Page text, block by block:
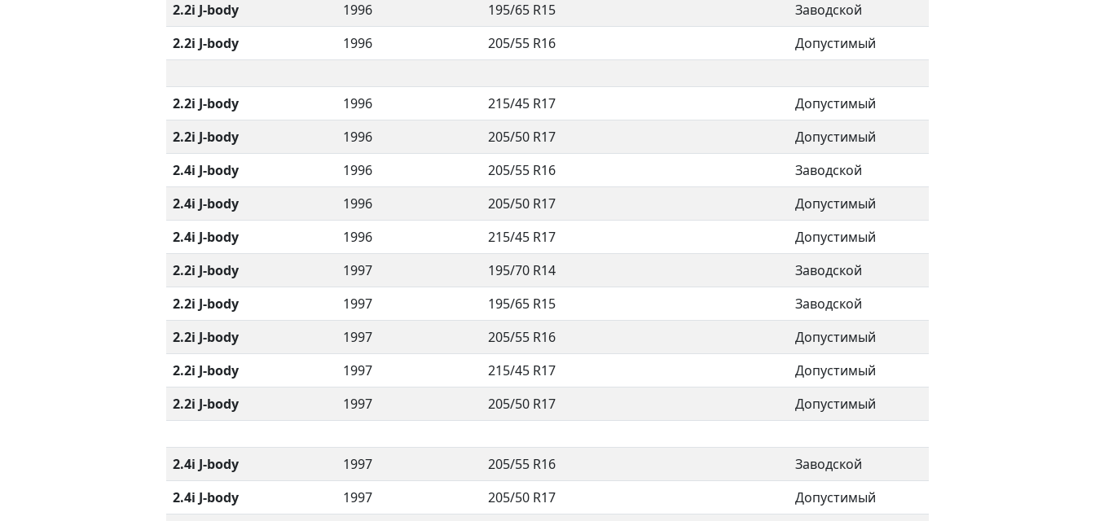
2.2i J-body
1996 195/65 R15
Заводской
2.2i J-body
1996 205/55 R16 Допустимый
2.2i J-body 1996 215/45 R17
Допустимый
2.2i J-body
1996 205/50 R17
Допустимый
2.4i J-body
1996 205/55 R16
Заводской
2.4i J-body
1996 205/50 R17
Допустимый
2.4i J-body
1996 215/45 R17
Допустимый
2.2i J-body
1997 195/70 R14
Заводской
2.2i J-body
1997 195/65 R15
Заводской
2.2i J-body
1997 205/55 R16
Допустимый
2.2i J-body
1997 215/45 R17
Допустимый
2.2i J-body
1997 205/50 R17 Допустимый
2.4i J-body 1997 205/55 R16
Заводской
2.4i J-body
1997 205/50 R17
Допустимый